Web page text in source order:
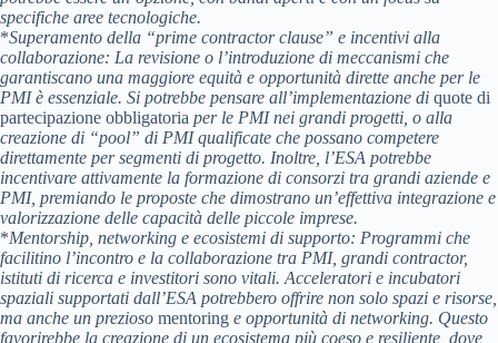
specifiche aree tecnologiche.
*Superamento della “prime contractor clause” e incentivi alla
collaborazione: La revisione o l’introduzione di meccanismi che
garantiscano una maggiore equità e opportunità dirette anche per le
PMI è essenziale. Si potrebbe pensare all’implementazione di quote di
partecipazione obbligatoria per le PMI nei grandi progetti, o alla
creazione di “pool” di PMI qualificate che possano competere
direttamente per segmenti di progetto. Inoltre, l’ESA potrebbe
incentivare attivamente la formazione di consorzi tra grandi aziende e
PMI, premiando le proposte che dimostrano un’effettiva integrazione e
valorizzazione delle capacità delle piccole imprese.
*Mentorship, networking e ecosistemi di supporto: Programmi che
facilitino l’incontro e la collaborazione tra PMI, grandi contractor,
istituti di ricerca e investitori sono vitali. Acceleratori e incubatori
spaziali supportati dall’ESA potrebbero offrire non solo spazi e risorse,
ma anche un prezioso mentoring e opportunità di networking. Questo
favorirebbe la creazione di un ecosistema più coeso e resiliente, dove